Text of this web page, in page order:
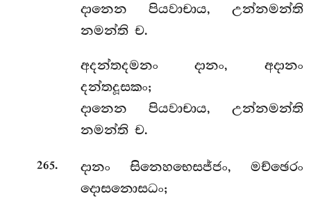
දානෙන පියවාචාය, උන්නමන්ති
නමන්ති ච.
අදන්තදමනංදානං, අදානං
දන්තදූසකං;
දානෙන පියවාචාය, උන්නමන්ති
නමන්ති ච.
265.
දානං සිනෙහභෙසජ්ජං, මච්ඡෙරං
දොසනොසධං;